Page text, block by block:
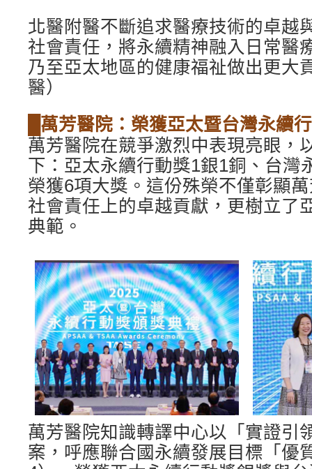
北醫附醫不斷追求醫療技術的卓越
社會責任，將永續精神融入日常醫
乃至亞太地區的健康福祉做出更大
醫）
█萬芳醫院：榮獲亞太暨台灣永續
萬芳醫院在競爭激烈中表現亮眼，
下：亞太永續行動獎1銀1銅、台灣
榮獲6項大獎。這份殊榮不僅彰顯
社會責任上的卓越貢獻，更樹立了
典範。
萬芳醫院知識轉譯中心以「實證引
案，呼應聯合國永續發展目標「優